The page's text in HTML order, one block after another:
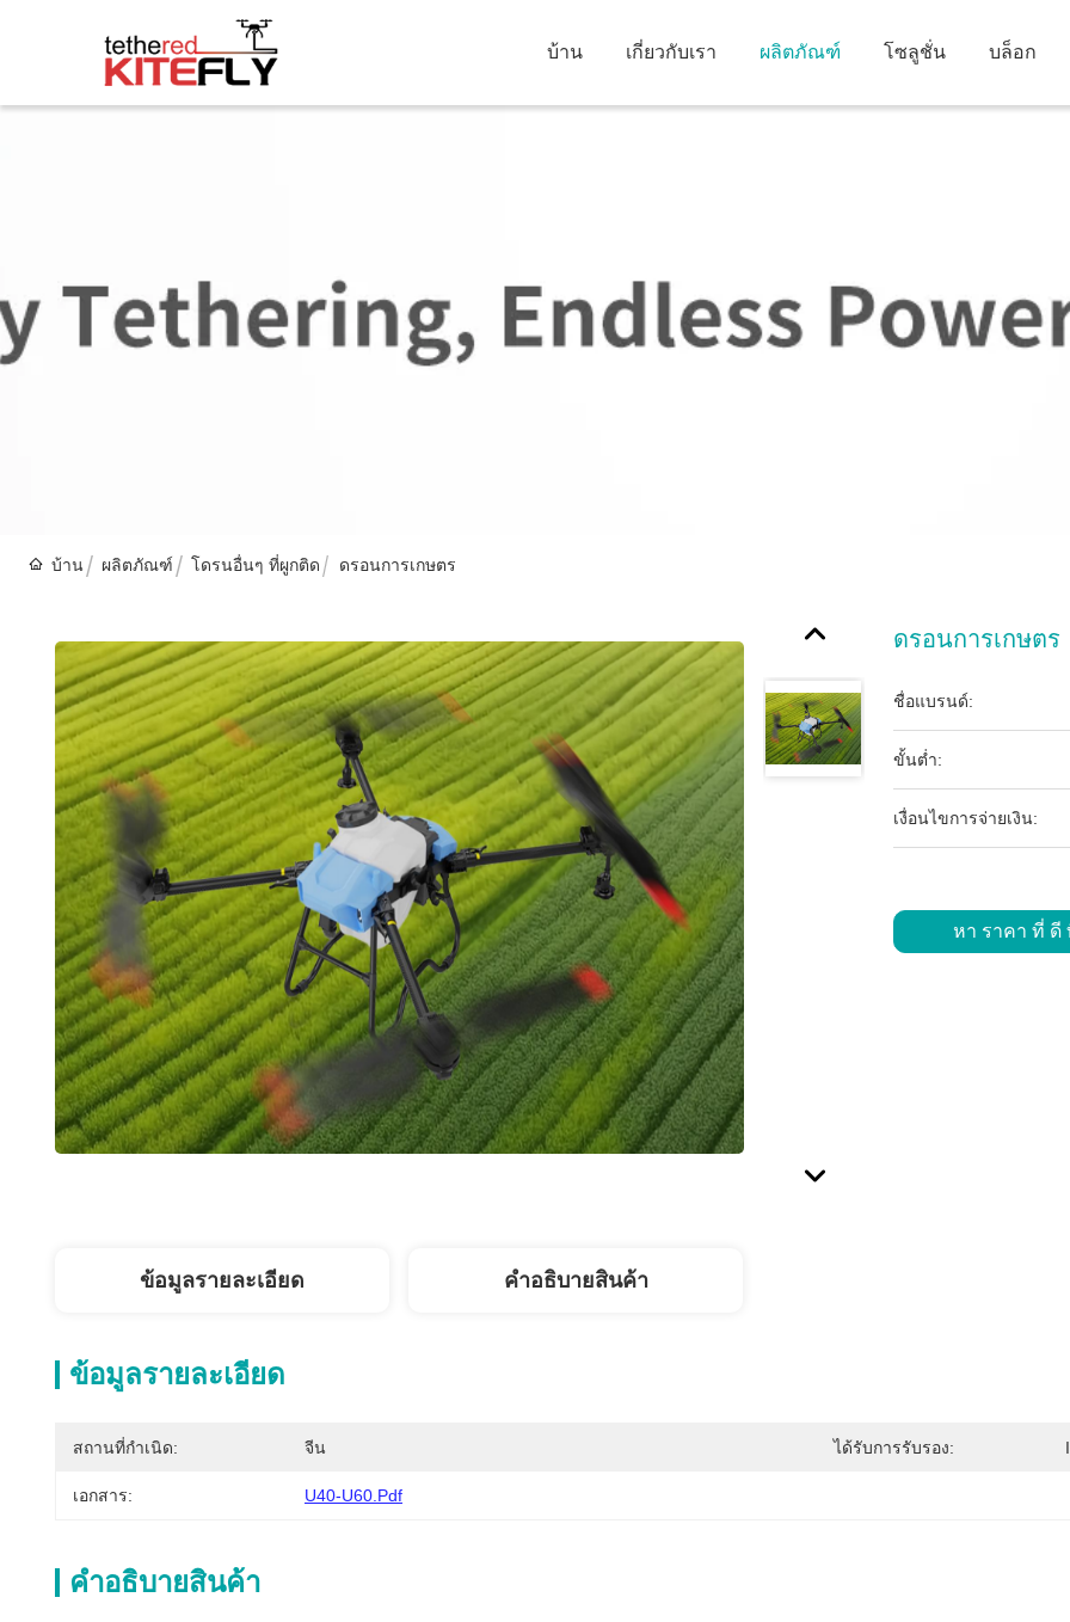
บ้าน เกี่ยวกับเรา ผลิตภัณฑ์ โซลูชั่น บล็อก
บ้าน ผลิตภัณฑ์ โดรนอื่นๆ ที่ผูกติด ดรอนการเกษตร
ดรอนการเกษตร
ชื่อแบรนด์:
ขั้นต่ำ:
เงื่อนไขการจ่ายเงิน:
หา ราคา ที่ ดี
ข้อมูลรายละเอียด คําอธิบายสินค้า
ข้อมูลรายละเอียด
สถานที่กำเนิด: จีน ได้รับการรับรอง:
เอกสาร: U40-U60.pdf
คําอธิบายสินค้า